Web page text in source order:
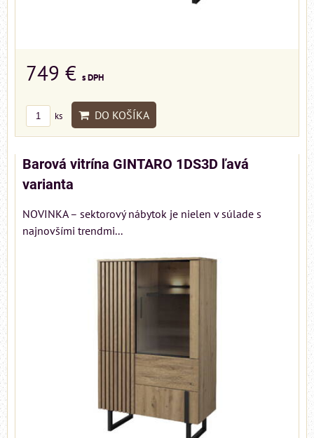
749 € s DPH
ks DO KOŠÍKA
Barová vitrína GINTARO 1DS3D ľavá
varianta
NOVINKA – sektorový nábytok je nielen v súlade s
najnovšími trendmi...